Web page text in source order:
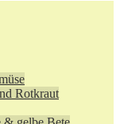
Rotkraut